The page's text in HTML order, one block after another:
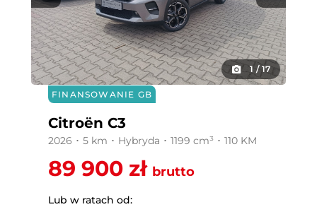
1 / 17
FINANSOWANIE GB
Citroën C3
2026 ･ 5 km ･ Hybryda ･ 1199 cm³ ･ 110 KM
89 900 zł brutto
Lub w ratach od: